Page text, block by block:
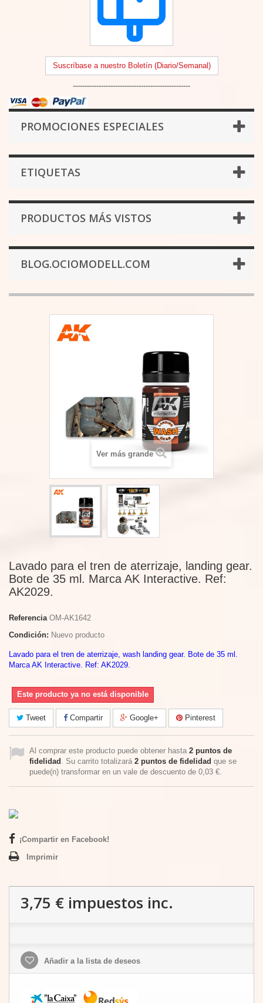
Suscríbase a nuestro Boletín (Diario/Semanal)
--------------------------------------------------
PROMOCIONES ESPECIALES
ETIQUETAS
PRODUCTOS MÁS VISTOS
BLOG.OCIOMODELL.COM
Ver más grande
Lavado para el tren de aterrizaje, landing gear.
Bote de 35 ml. Marca AK Interactive. Ref:
AK2029.
Referencia OM-AK1642
Condición: Nuevo producto
Lavado para el tren de aterrizaje, wash landing gear. Bote de 35 ml.
Marca AK Interactive. Ref: AK2029.
Este producto ya no está disponible
Tweet Compartir Google+ Pinterest
Al comprar este producto puede obtener hasta 2 puntos de
fidelidad . Su carrito totalizará 2 puntos de fidelidad que se
puede(n) transformar en un vale de descuento de 0,03 €.
¡Compartir en Facebook!
Imprimir
3,75 € impuestos inc.
Añadir a la lista de deseos